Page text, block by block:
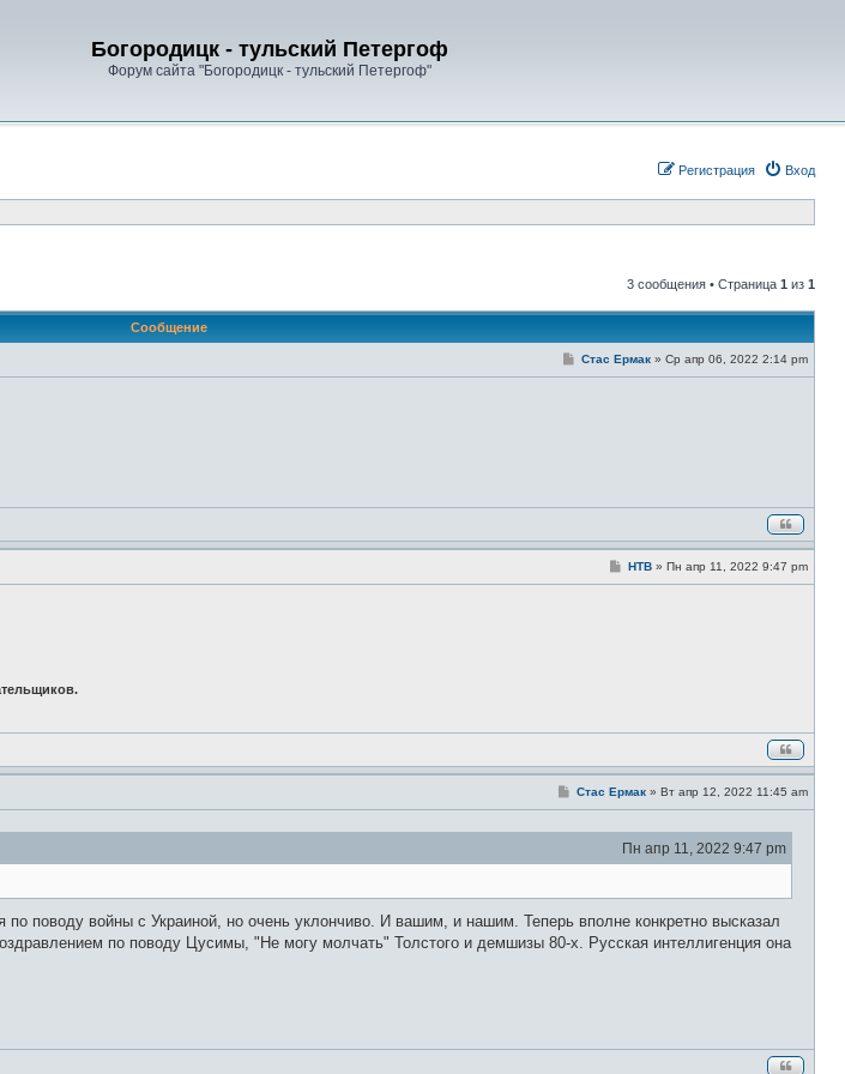
Богородицк - тульский Петергоф
Форум сайта "Богородицк - тульский Петергоф"
Вход
Регистрация
3 сообщения • Страница 1 из 1
Сообщение
ССтас Ермак » Ср апр 06, 2022 2:14 pm
СНТВ » Пн апр 11, 2022 9:47 pm
С
б
е
Стас Ермак » Вт апр 12, 2022 11:45 am
Пн апр 11, 2022 9:47 pm
поводу войны с Украиной, но очень уклончиво. И вашим, и нашим. Теперь вполне конкретно высказал
по поводу Цусимы, "Не могу молчать" Толстого и демшизы 80-х. Русская интеллигенция она